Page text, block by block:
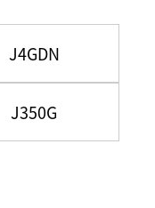
J4GDN
J350G